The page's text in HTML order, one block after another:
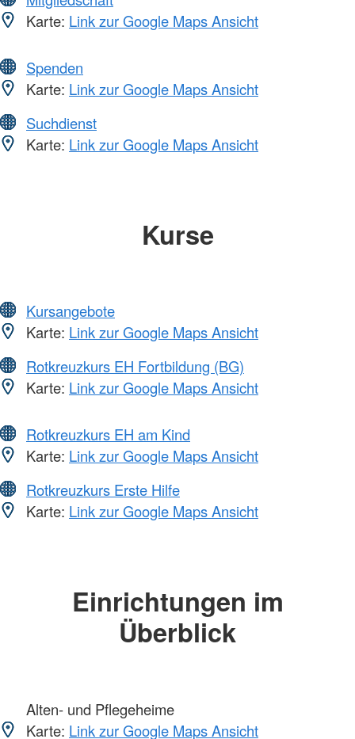
Karte: Link zur Google Maps Ansicht
Spenden
Karte: Link zur Google Maps Ansicht
Suchdienst
Karte: Link zur Google Maps Ansicht
Kurse
Kursangebote
Karte: Link zur Google Maps Ansicht
Rotkreuzkurs EH Fortbildung (BG)
Karte: Link zur Google Maps Ansicht
Rotkreuzkurs EH am Kind
Karte: Link zur Google Maps Ansicht
Rotkreuzkurs Erste Hilfe
Karte: Link zur Google Maps Ansicht
Einrichtungen im
Überblick
Alten- und Pflegeheime
Karte: Link zur Google Maps Ansicht